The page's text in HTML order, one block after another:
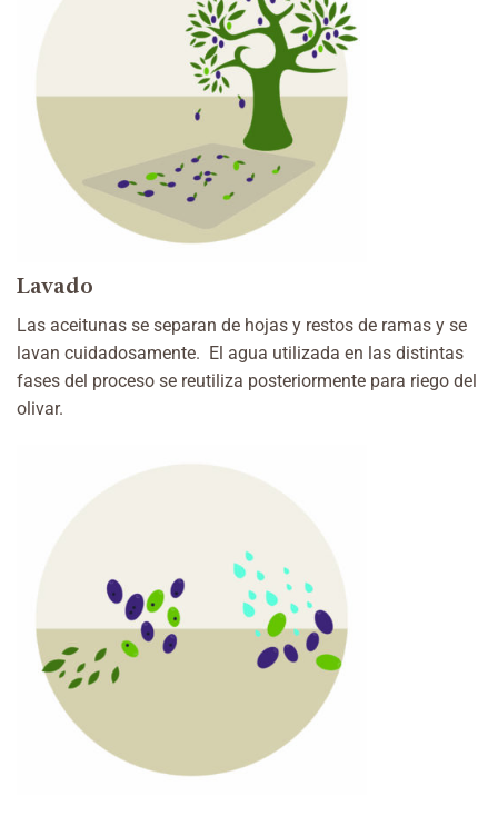
Lavado
Las aceitunas se separan de hojas y restos de ramas y se
lavan cuidadosamente. El agua utilizada en las distintas
fases del proceso se reutiliza posteriormente para riego del
olivar.